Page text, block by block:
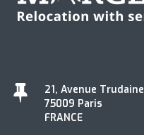
21, Avenue Trudaine
75009 Paris
FRANCE